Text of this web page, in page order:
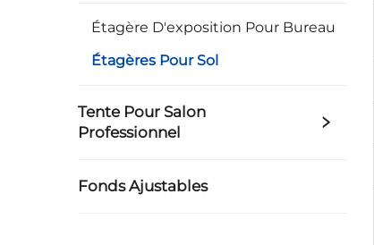
Étagère D'exposition Pour Bureau
Étagères Pour Sol
Tente Pour Salon
Professionnel
Fonds Ajustables